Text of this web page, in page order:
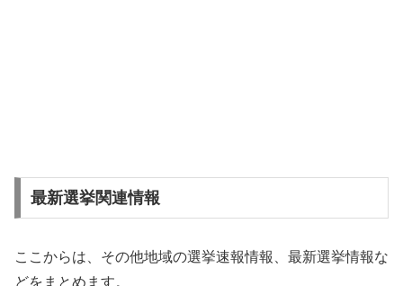
最新選挙関連情報
ここからは、その他地域の選挙速報情報、最新選挙情報な
どをまとめます。